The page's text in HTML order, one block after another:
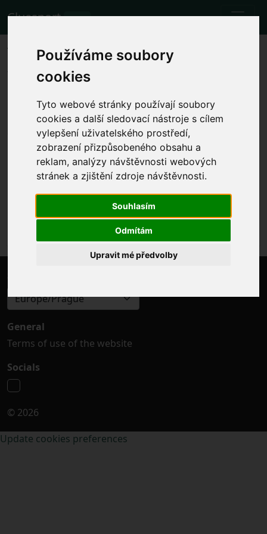
Používáme soubory
cookies
Tyto webové stránky používají soubory
cookies a další sledovací nástroje s cílem
vylepšení uživatelského prostředí,
zobrazení přizpůsobeného obsahu a
reklam, analýzy návštěvnosti webových
stránek a zjištění zdroje návštěvnosti.
Souhlasím
Odmítám
Upravit mé předvolby
Cluesport BETA
The best airfare and tickets for
the Bologna vs Lazio football
Fixtures 3.11.2023 Bologna - Lazio
Show local match time
Fri 3.11.2023 20:45
Stadio Renato Dall'Ara, Bologna (Italy)
Serie A
The event has already happened. However, you can
try another event.
Europe/Prague
General
Terms of use of the website
Socials
© 2026
Update cookies preferences